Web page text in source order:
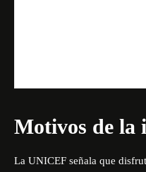
Motivos de la
La UNICEF señala que